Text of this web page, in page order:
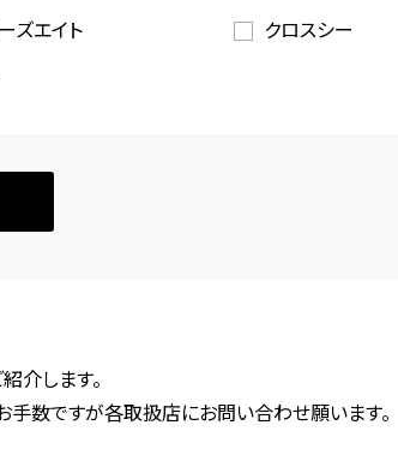
ズエイト
クロスシー
介します。
手数ですが各取扱店にお問い合わせ願います。